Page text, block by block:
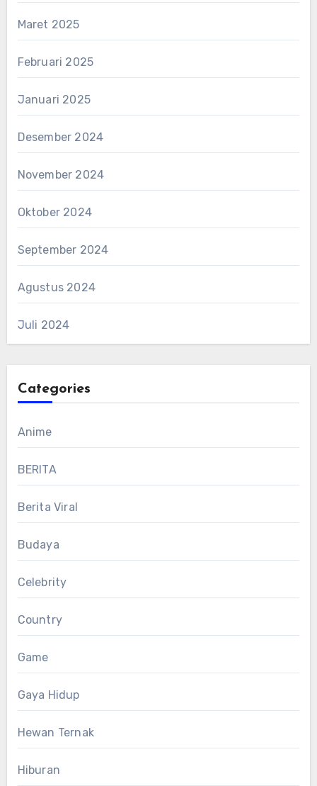
Maret 2025
Februari 2025
Januari 2025
Desember 2024
November 2024
Oktober 2024
September 2024
Agustus 2024
Juli 2024
Categories
Anime
BERITA
Berita Viral
Budaya
Celebrity
Country
Game
Gaya Hidup
Hewan Ternak
Hiburan